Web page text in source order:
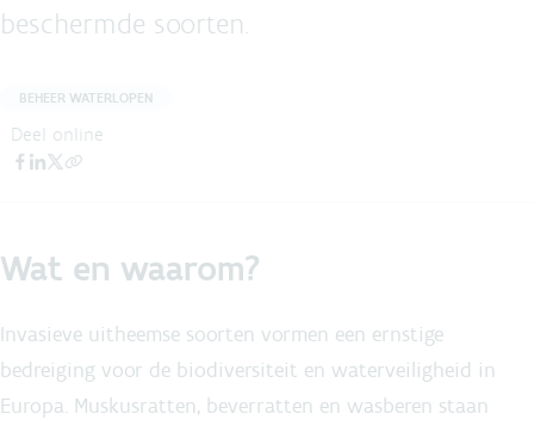
beschermde soorten.
BEHEER WATERLOPEN
Deel online
Wat en waarom?
Invasieve uitheemse soorten vormen een ernstige
bedreiging voor de biodiversiteit en waterveiligheid in
Europa. Muskusratten, beverratten en wasberen staan